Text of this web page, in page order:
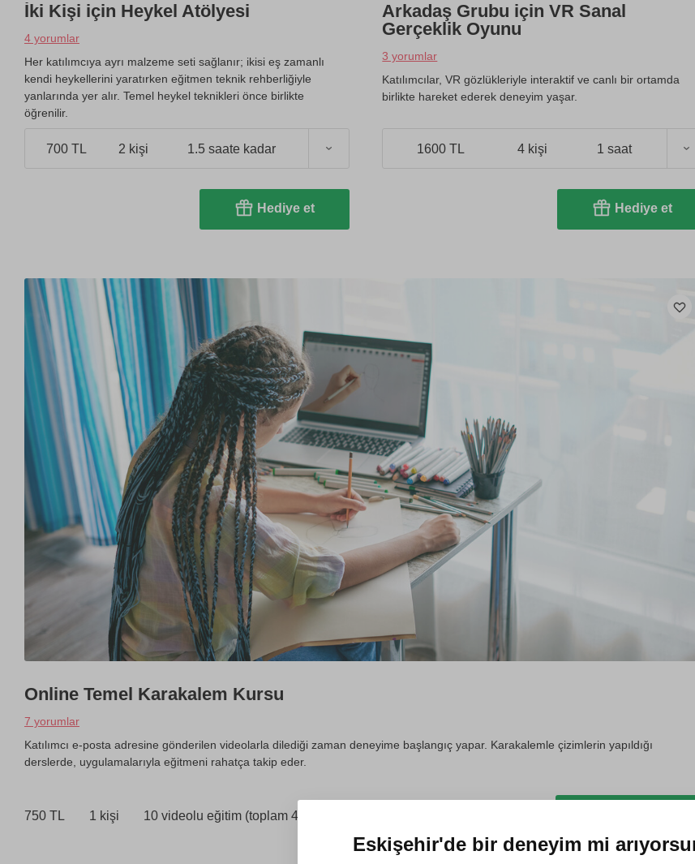
İki Kişi için Heykel Atölyesi
4 yorumlar
Her katılımcıya ayrı malzeme seti sağlanır; ikisi eş zamanlı
kendi heykellerini yaratırken eğitmen teknik rehberliğiyle
yanlarında yer alır. Temel heykel teknikleri önce birlikte
öğrenilir.
700 TL 2 kişi 1.5 saate kadar
Hediye et
Arkadaş Grubu için VR Sanal
Gerçeklik Oyunu
3 yorumlar
Katılımcılar, VR gözlükleriyle interaktif ve canlı bir ortamda
birlikte hareket ederek deneyim yaşar.
1600 TL 4 kişi 1 saat
Hediye et
Online Temel Karakalem Kursu
7 yorumlar
Katılımcı e-posta adresine gönderilen videolarla dilediği zaman deneyime başlangıç yapar. Karakalemle çizimlerin yapıldığı
derslerde, uygulamalarıyla eğitmeni rahatça takip eder.
750 TL 1 kişi 10 videolu eğitim (toplam 4.5 saat)
Eskişehir'debir deneyim mi